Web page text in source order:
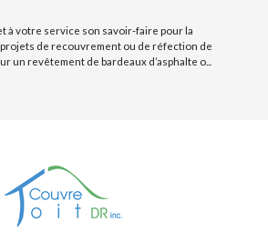
à votre service son savoir-faire pour la
de recouvrement ou de réfection de
un revêtement de bardeaux d’asphalte o...